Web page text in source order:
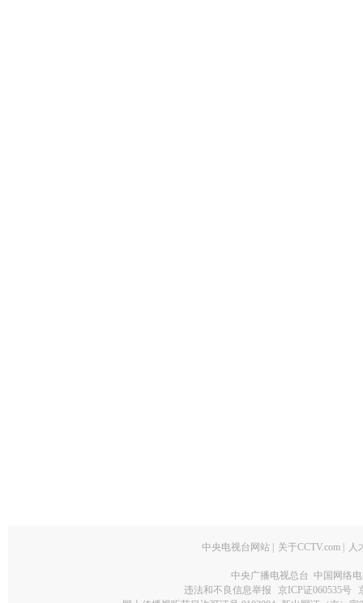
中央电视台网站 关于CCTV.com 人
中央广播电视总台 中国网络
违法和不良信息举报
京ICP证060535号